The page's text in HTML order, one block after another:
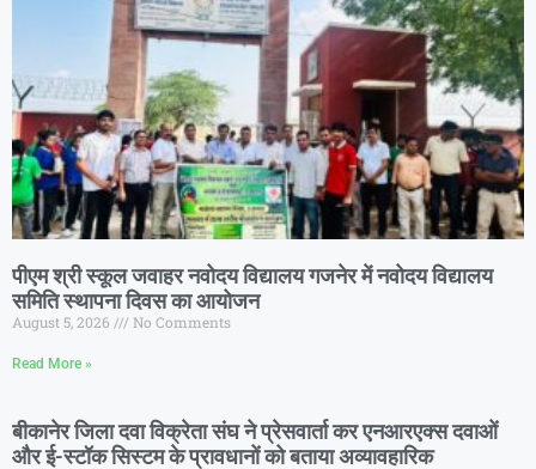
पीएम श्री स्कूल जवाहर नवोदय विद्यालय गजनेर में नवोदय विद्यालय
समिति स्थापना दिवस का आयोजन
August 5, 2026 No Comments
Read More »
बीकानेर जिला दवा विक्रेता संघ ने प्रेसवार्ता कर एनआरएक्स दवाओं
और ई-स्टॉक सिस्टम के प्रावधानों को बताया अव्यावहारिक